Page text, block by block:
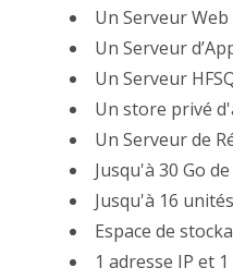
Un Serveur Web
Un Serveur
Un Serveur
Un store privé
Un Serveur de
Jusqu'à 30 Go de
Jusqu'à 16
Espace de
1 adresse IP et